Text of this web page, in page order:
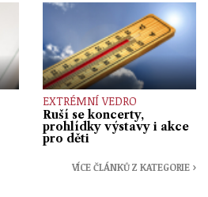
EXTRÉMNÍ VEDRO
Ruší se koncerty,
prohlídky výstavy i akce
pro děti
VÍCE ČLÁNKŮ Z KATEGORIE ›